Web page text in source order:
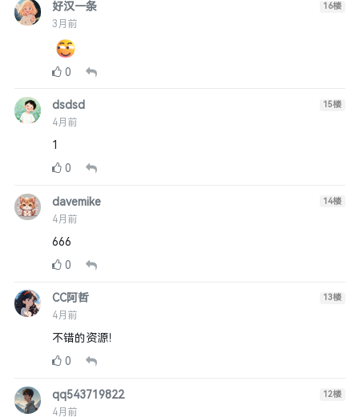
好汉一条
3月前
16楼
0
dsdsd
4月前
15楼
1
0
davemike
4月前
14楼
666
0
CC阿哲
4月前
13楼
不错的资源！
0
qq543719822
4月前
12楼